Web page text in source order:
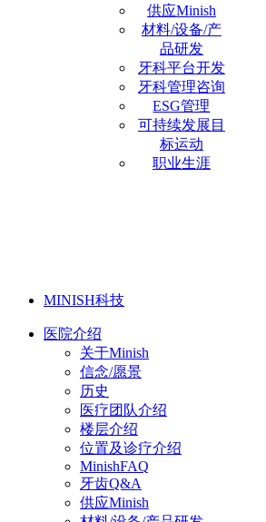
供应Minish
材料/设备/产
品研发
牙科平台开发
牙科管理咨询
ESG管理
可持续发展目
标运动
职业生涯
MINISH科技
医院介绍
关于Minish
信念/愿景
历史
医疗团队介绍
楼层介绍
位置及诊疗介绍
MinishFAQ
牙齿Q&A
供应Minish